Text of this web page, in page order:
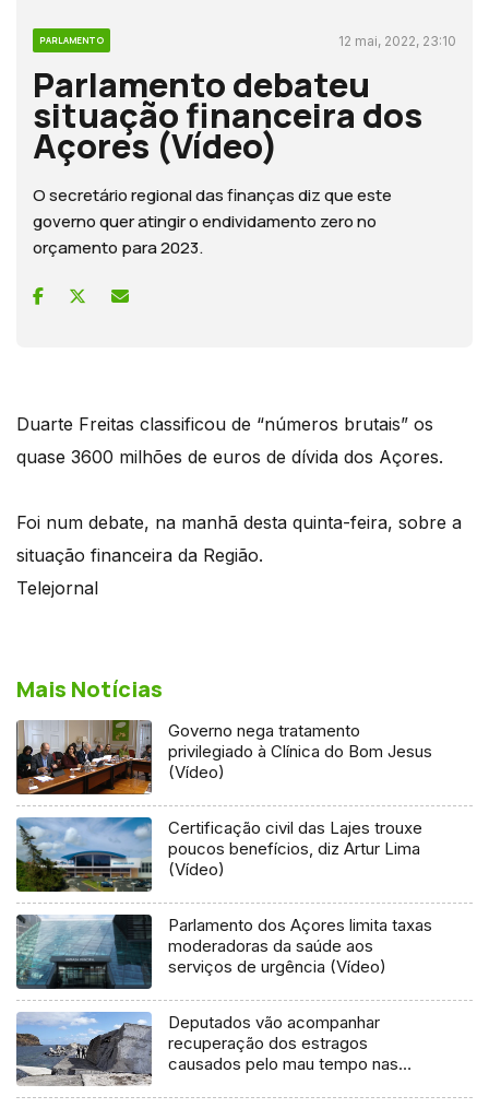
PARLAMENTO 12 mai, 2022, 23:10
Parlamento debateu
situação financeira dos
Açores (Vídeo)
O secretário regional das finanças diz que este
governo quer atingir o endividamento zero no
orçamento para 2023.
Duarte Freitas classificou de “números brutais” os
quase 3600 milhões de euros de dívida dos Açores.
Foi num debate, na manhã desta quinta-feira, sobre a
situação financeira da Região.
Telejornal
Mais Notícias
Governo nega tratamento
privilegiado à Clínica do Bom Jesus
(Vídeo)
Certificação civil das Lajes trouxe
poucos benefícios, diz Artur Lima
(Vídeo)
Parlamento dos Açores limita taxas
moderadoras da saúde aos
serviços de urgência (Vídeo)
Deputados vão acompanhar
recuperação dos estragos
causados pelo mau tempo nas